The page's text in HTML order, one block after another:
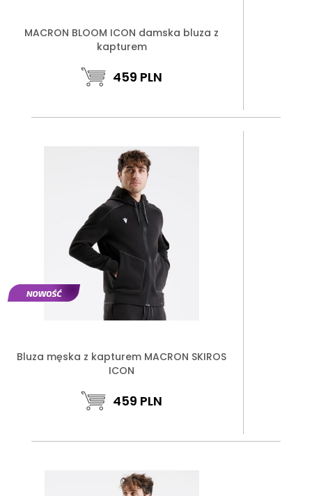
MACRON BLOOM ICON damska bluza z
kapturem
459 PLN
Bluza męska z kapturem MACRON SKIROS
ICON
459 PLN